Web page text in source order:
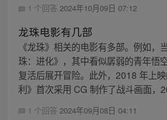
1 个回答 2024年10月09日 07:12
龙珠电影有几部
《龙珠》相关的电影有多部。例如，
珠：进化》，其中看似孱弱的青年悟
复活后展开冒险。此外，2018 年上
利》首次采用 CG 制作了战斗画面，
1 个回答 2024年09月08日 04:11